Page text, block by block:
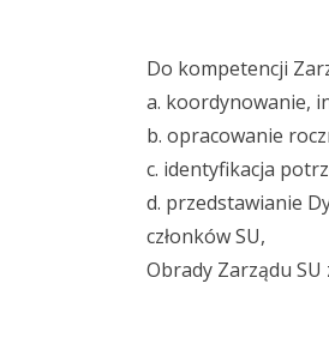
Do kompetencji
a. koordynowanie,
b. opracowanie
c. identyfikacja
d. przedstawianie
członków SU,
Obrady Zarządu